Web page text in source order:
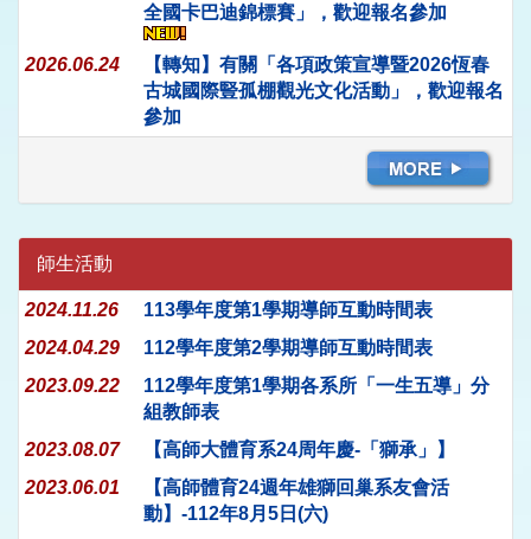
全國卡巴迪錦標賽」，歡迎報名參加
2026.06.24
【轉知】有關「各項政策宣導暨2026恆春
古城國際豎孤棚觀光文化活動」，歡迎報名
參加
師生活動
2024.11.26
113學年度第1學期導師互動時間表
2024.04.29
112學年度第2學期導師互動時間表
2023.09.22
112學年度第1學期各系所「一生五導」分
組教師表
2023.08.07
【高師大體育系24周年慶-「獅承」】
2023.06.01
【高師體育24週年雄獅回巢系友會活
動】-112年8月5日(六)